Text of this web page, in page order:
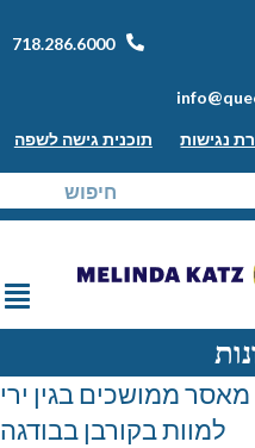
718.286.6000
נגישות תוכנית גישה לשפה
מאסר ממושכים בגין ירי
למוות בקורבן בבודגה